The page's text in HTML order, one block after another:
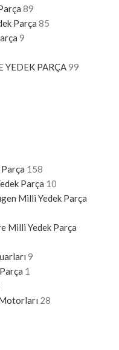
89
Parça 85
9
YEDEK PARÇA99
158
Parça 10
Milli Yedek Parça
Milli Yedek Parça
9
1
28